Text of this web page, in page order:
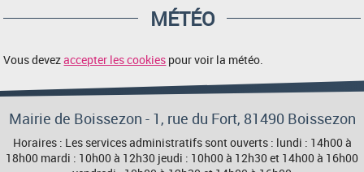
MÉTÉO
Vous devezaccepter les cookies pour voir la météo.
Mairie de Boissezon - 1, rue du Fort, 81490 Boissezon
Horaires : Les services administratifs sont ouverts : lundi : 14h00 à
18h00 mardi : 10h00 à 12h30 jeudi : 10h00 à 12h30 et 14h00 à 16h00